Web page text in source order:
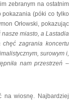
zebranym na ostatnim
(póki co tylko
Orłowski, pokazując
miasto, a Lastadia
chęć zagrania koncertu
surowym i,
nam przestrzeń –
na wiosnę. Najbardziej